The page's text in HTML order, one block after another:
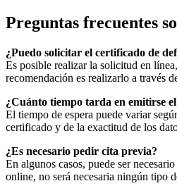
Preguntas frecuentes
¿Puedo solicitar el certificado de
Es posible realizar la solicitud en
recomendación es realizarlo a través
¿Cuánto tiempo tarda en emitirse
El tiempo de espera puede variar
certificado y de la exactitud de los
¿Es necesario pedir cita previa?
En algunos casos, puede ser
online, no será necesaria ningún tipo